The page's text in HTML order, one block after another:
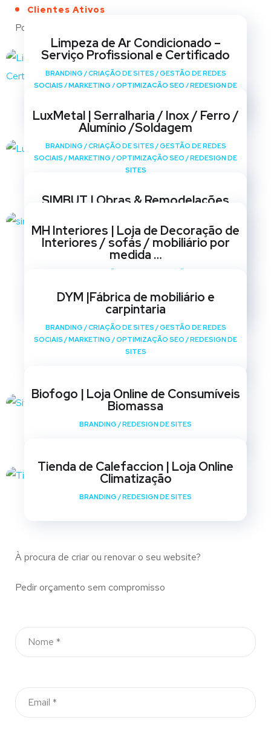
Clientes Ativos
Portfólio
Limpeza de Ar Condicionado –
Serviço Profissional e Certificado
BRANDING /CRIAÇÃO DE SITES /GESTÃO DE REDES
SOCIAIS /MARKETING /OPTIMIZAÇÃO SEO /REDESIGN DE
LuxMetal | Serralharia / Inox / Ferro /
Alumínio /Soldagem
BRANDING /CRIAÇÃO DE SITES /GESTÃO DE REDES
SOCIAIS /MARKETING /OPTIMIZAÇÃO SEO /REDESIGN DE
SITES
SIMBUT | Obras & Remodelações
SOCIAIS /MARKETING OPTIMIZAÇÃO SEO/ REDESIGN DE
SITES
MH Interiores | Loja de Decoração de
Interiores / sofás / mobiliário por
medida …
SITES
DYM |Fábrica de mobiliário e
carpintaria
BRANDING /CRIAÇÃO DE SITES /GESTÃO DE REDES
SOCIAIS /MARKETING /OPTIMIZAÇÃO SEO /REDESIGN DE
SITES
Biofogo | Loja Online de Consumíveis
Biomassa
BRANDING /REDESIGN DE SITES
Tienda de Calefaccion | Loja Online
Climatização
BRANDING /REDESIGN DE SITES
À procura de criar ou renovar o seu website?
Pedir orçamento sem compromisso